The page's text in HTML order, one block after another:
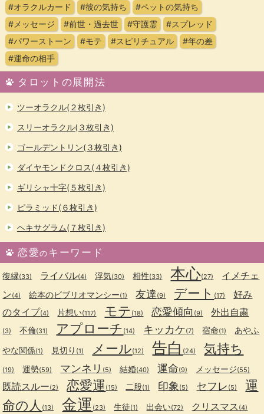
#オラクルカード #彼の気持ち
#ペットの気持ち
#メッセージ
#前世・過去世 #守護霊
#スプレッド
#パワーストーン
#モテ #スピリチュアル
#年の差
#運命の相手
タロットの展開法
ツーオラクル(２枚引き)
スリーオラクル(３枚引き)
ゴールデントリン(３枚引き)
ダイヤモンドクロス(４枚引き)
ギリシャ十字(５枚引き)
ピラミッド(６枚引き)
ヘキサグラム(７枚引き)
恋愛のキーワード
復縁(33) ライバル(4) 浮気(30) 相性(33) 本心(27)
イメチェ
ン(4) 絵本のビブリオマンシー(1) 友達 (9) デート (17)
好み
のタイプ(4) 片想い(117) モテ (18) 恋愛傾向 (9) 外出自粛
(3) 不倫(31) アプローチ (14) キッカケ(7) 宿命(1)
あやふ
やな関係(1) 見切り (1) メール(12) 告白 (24) 気持ち
(19) 運勢(59) マンネリ (5) 結婚(40) 運命(9) メッセージ(55)
既読スルー(2) 恋愛運 (15) 二股(1) 印象 (5) セフレ (5)
運
命の人 (13) 金運 (23) 生徒(1) 出会い(72) クリスマス (4)